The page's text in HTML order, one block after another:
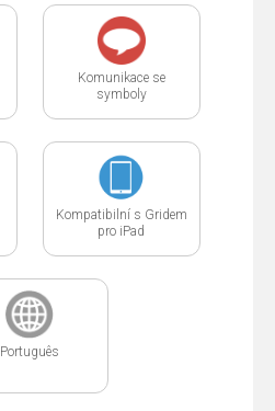
Komunikace se
symboly
Kompatibilní s Gridem
pro iPad
Português